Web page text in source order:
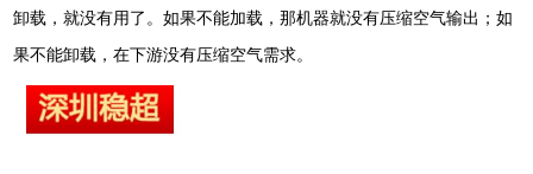
卸载，就没有用了。如果不能加载，那机器就没有压缩空气输出；如
果不能卸载，在下游没有压缩空气需求。